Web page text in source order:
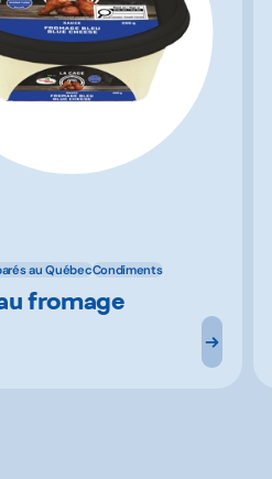
au QuébecCondiments
fromage